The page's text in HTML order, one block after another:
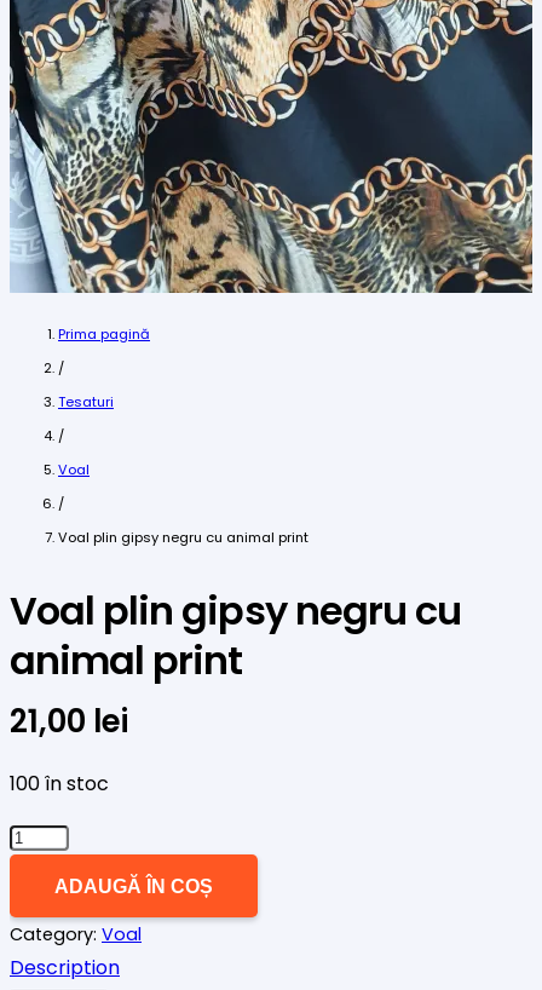
Prima pagină
/
Tesaturi
/
Voal
/
Voal plin gipsy negru cu animal print
Voal plin gipsy negru cu
animal print
21,00 lei
100 în stoc
Cantitate
gipsy
negru
ADAUGĂ ÎN COȘ
Category: Voal
Description